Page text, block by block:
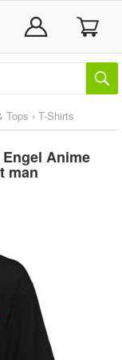
Tops › T-Shirts
Anime
man